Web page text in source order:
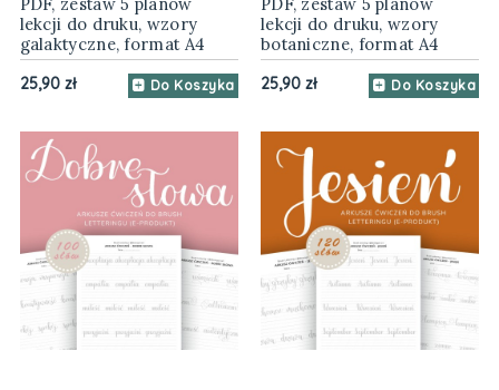
lekcji do druku, wzory
galaktyczne, format A4
25,90 zł Do Koszyka
lekcji do druku, wzory
botaniczne, format A4
25,90 zł Do Koszyka